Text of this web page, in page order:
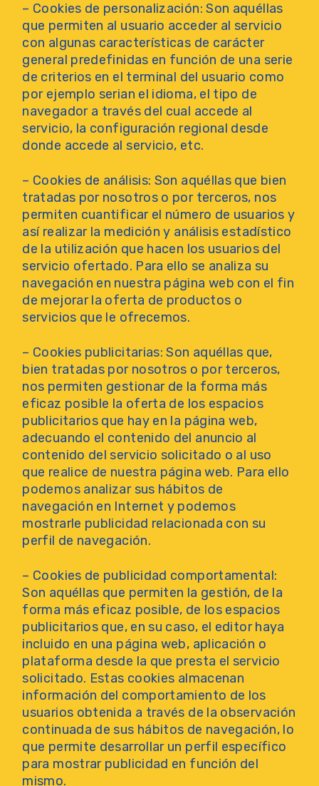
– Cookies de personalización: Son aquéllas
que permiten al usuario acceder al servicio
con algunas características de carácter
general predefinidas en función de una serie
de criterios en el terminal del usuario como
por ejemplo serian el idioma, el tipo de
navegador a través del cual accede al
servicio, la configuración regional desde
donde accede al servicio, etc.
– Cookies de análisis: Son aquéllas que bien
tratadas por nosotros o por terceros, nos
permiten cuantificar el número de usuarios y
así realizar la medición y análisis estadístico
de la utilización que hacen los usuarios del
servicio ofertado. Para ello se analiza su
navegación en nuestra página web con el fin
de mejorar la oferta de productos o
servicios que le ofrecemos.
– Cookies publicitarias: Son aquéllas que,
bien tratadas por nosotros o por terceros,
nos permiten gestionar de la forma más
eficaz posible la oferta de los espacios
publicitarios que hay en la página web,
adecuando el contenido del anuncio al
contenido del servicio solicitado o al uso
que realice de nuestra página web. Para ello
podemos analizar sus hábitos de
navegación en Internet y podemos
mostrarle publicidad relacionada con su
perfil de navegación.
– Cookies de publicidad comportamental:
Son aquéllas que permiten la gestión, de la
forma más eficaz posible, de los espacios
publicitarios que, en su caso, el editor haya
incluido en una página web, aplicación o
plataforma desde la que presta el servicio
solicitado. Estas cookies almacenan
información del comportamiento de los
usuarios obtenida a través de la observación
continuada de sus hábitos de navegación, lo
que permite desarrollar un perfil específico
para mostrar publicidad en función del
mismo.